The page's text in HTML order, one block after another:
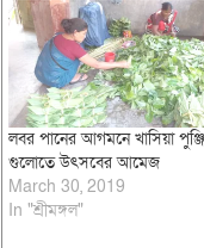
লবর পানের আগমনে খাসিয়া
গুলোতে উৎসবের আমেজ
March 30, 2019
In "শ্রীমঙ্গল"